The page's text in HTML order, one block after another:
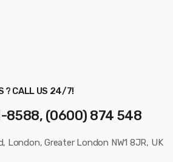
? CALL US 24/7!
8588, (0600) 874 548
London, Greater London NW1 8JR, UK